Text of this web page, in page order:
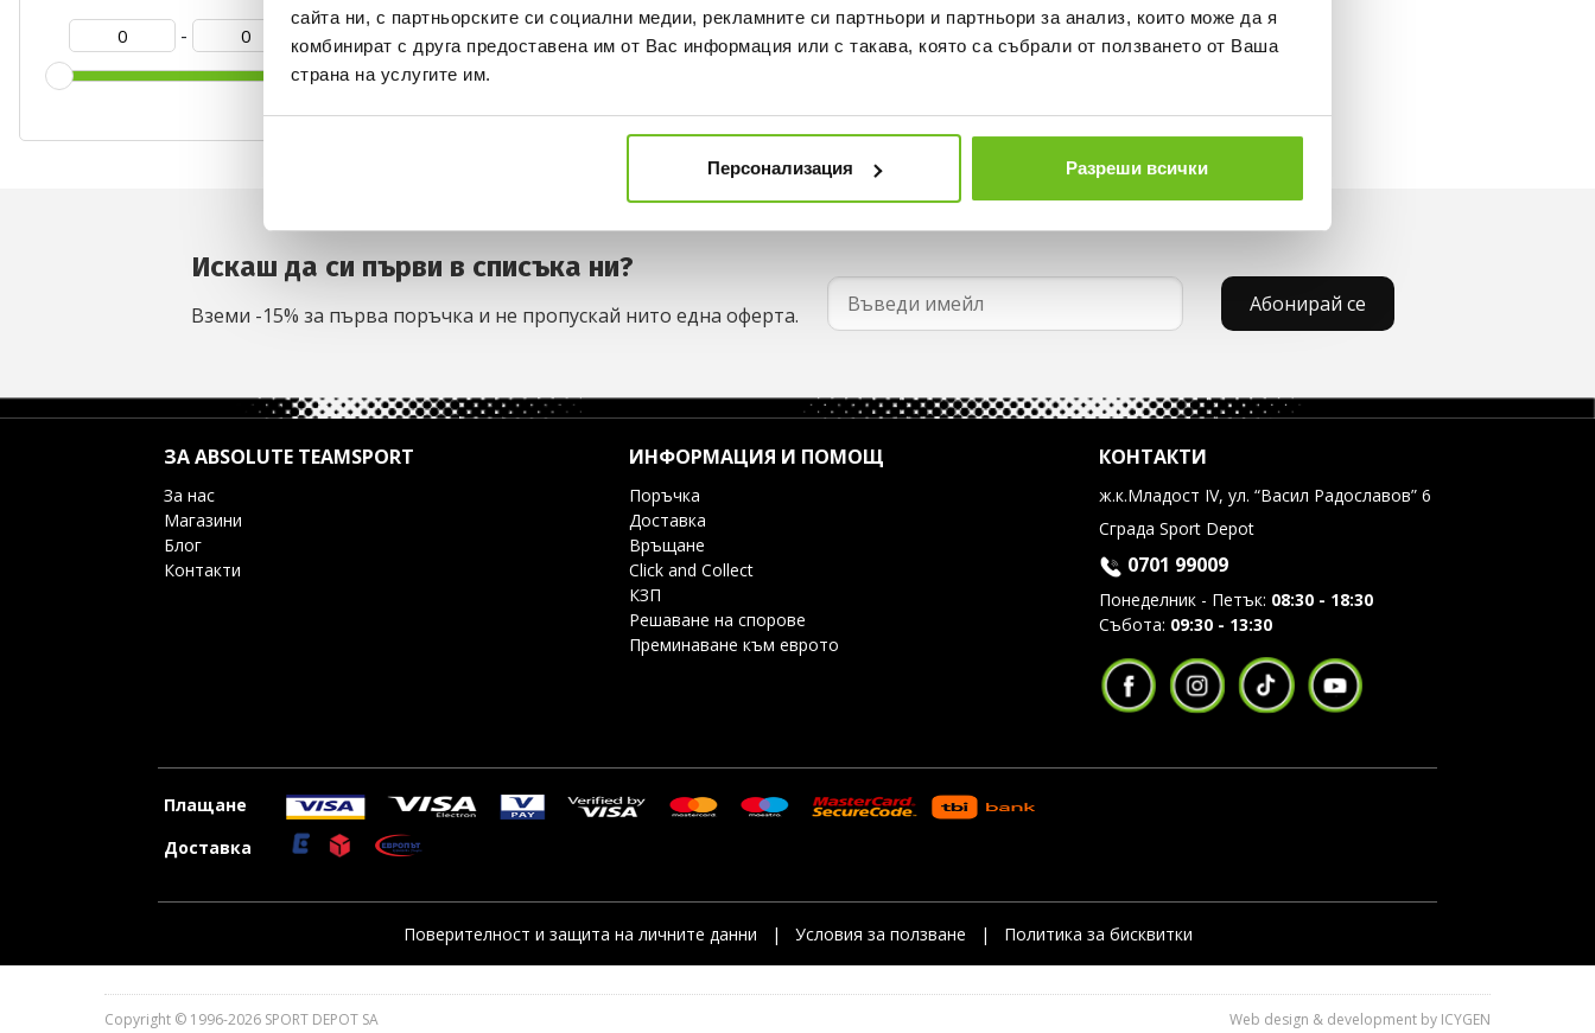
сайта ни, с партньорските си социални медии, рекламните си партньори и партньори за анализ, които може да я
комбинират с друга предоставена им от Вас информация или с такава, която са събрали от ползването от Ваша
страна на услугите им.
Персонализация Разреши всички
-
Искаш да си първи в списъка ни?
Вземи -15% за първа поръчка и не пропускай нито една оферта. Абонирай се
ЗА ABSOLUTE TEAMSPORT
За нас
Магазини
Блог
Контакти
ИНФОРМАЦИЯ И ПОМОЩ
Поръчка
Доставка
Връщане
Click and Collect
КЗП
Решаване на спорове
Преминаване към еврото
КОНТАКТИ
ж.к.Младост IV, ул. “Васил Радославов” 6
Сграда Sport Depot
0701 99009
Понеделник - Петък: 08:30 - 18:30
Събота: 09:30 - 13:30
Плащане
Доставка
Поверителност и защита на личните данни | Условия за ползване | Политика за бисквитки
Copyright © 1996-2026 SPORT DEPOT SA Web design & development by ICYGEN